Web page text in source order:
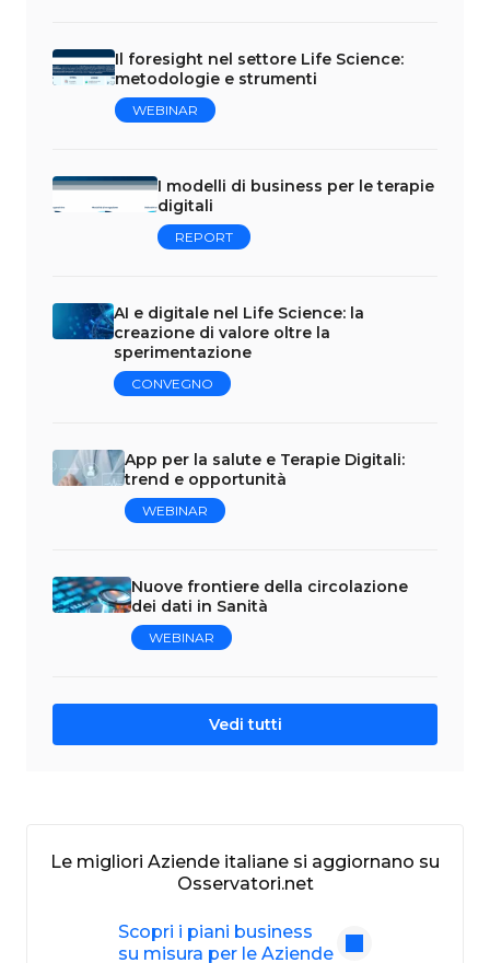
Il foresight nel settore Life Science:
metodologie e strumenti
WEBINAR
I modelli di business per le terapie
digitali
REPORT
AI e digitale nel Life Science: la
creazione di valore oltre la
sperimentazione
CONVEGNO
App per la salute e Terapie Digitali:
trend e opportunità
WEBINAR
Nuove frontiere della circolazione
dei dati in Sanità
WEBINAR
Vedi tutti
Le migliori Aziende italiane si aggiornano su
Osservatori.net
Scopri i piani business
su misura per le Aziende